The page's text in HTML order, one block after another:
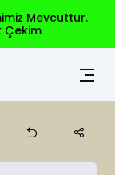
Mevcuttur.
Çekim